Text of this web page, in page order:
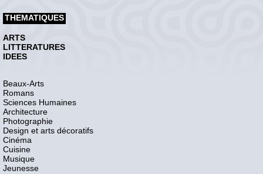
THEMATIQUES
ARTS
LITTERATURES
IDEES
Beaux-Arts
Romans
Sciences Humaines
Architecture
Photographie
Design et arts décoratifs
Cinéma
Cuisine
Musique
Jeunesse